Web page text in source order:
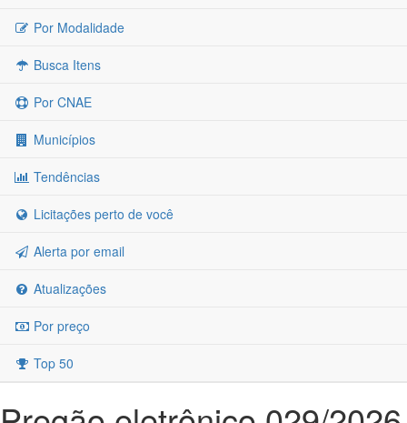
Por Modalidade
Busca Itens
Por CNAE
Municípios
Tendências
Licitações perto de você
Alerta por email
Atualizações
Por preço
Top 50